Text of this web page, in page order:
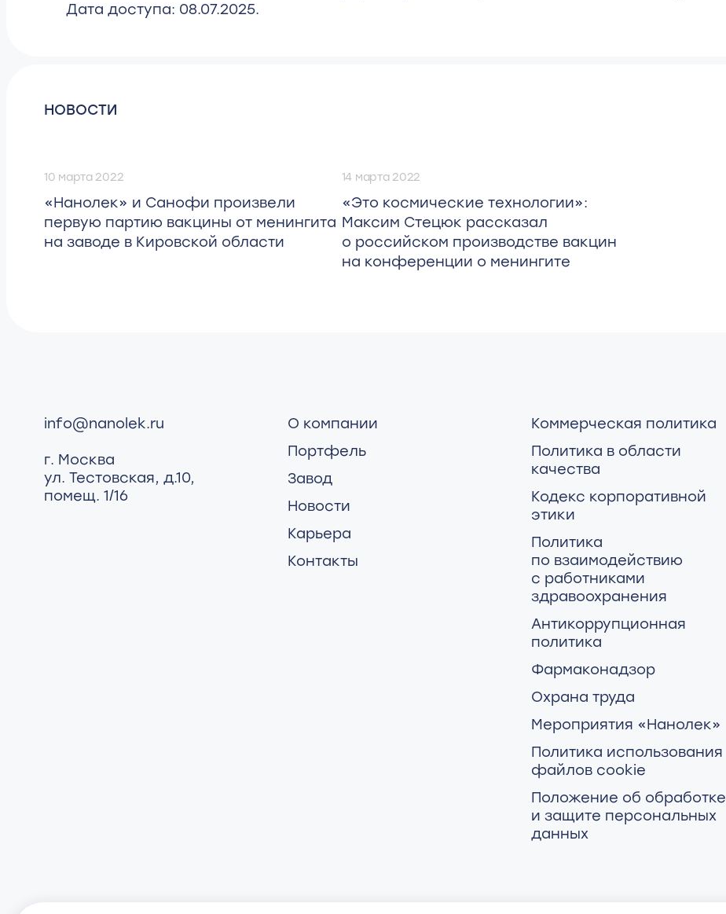
Дата доступа: 08.07.2025.
НОВОСТИ
10 марта 2022
«Нанолек» и Санофи произвели
первую партию вакцины от менингита
на заводе в Кировской области
14 марта 2022
«Это космические технологии»:
Максим Стецюк рассказал
о российском производстве вакцин
на конференции о менингите
info@nanolek.ru
г. Москва
ул. Тестовская, д.10,
помещ. 1/16
О компании
Портфель
Завод
Новости
Карьера
Контакты
Коммерческая политика
Политика в области
качества
Кодекс корпоративной
этики
Политика
по взаимодействию
с работниками
здравоохранения
Антикоррупционная
политика
Фармаконадзор
Охрана труда
Мероприятия «Нанолек»
Политика использования
файлов cookie
Положение об обработке
и защите персональных
данных